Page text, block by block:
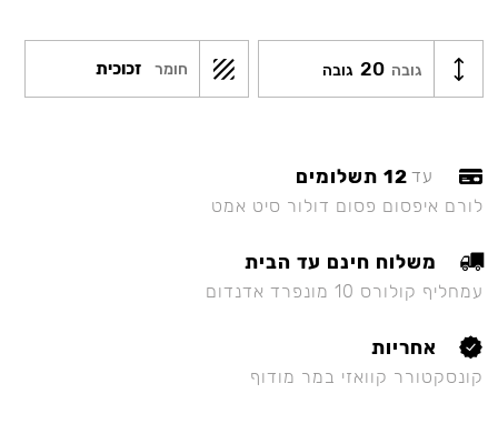
גובה 20 גובה חומר זכוכית
עד 12 תשלומים
לורם איפסום פסום דולור סיט אמט
משלוח חינם עד הבית
עמחליף קולורס 10 מונפרד אדנדום
אחריות
קונסקטורר קוואזי במר מודוף